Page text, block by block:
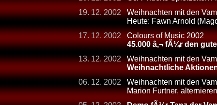
19. 12. 2002
Weihnachten mit den
Heute: Fawn Arnold
17. 12. 2002
Colours of Music 2002
45.000 â‚¬ fÃ¼r den
13. 12. 2002
Weihnachten mit den
Weihnachtliche
06. 12. 2002
Weihnachten mit den
Marion Furtner,